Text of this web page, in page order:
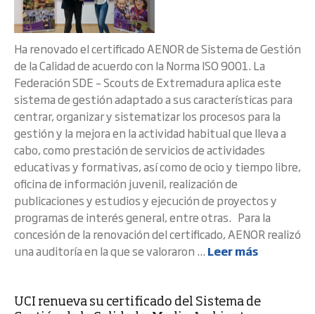
Ha renovado el certificado AENOR de Sistema de Gestión
de la Calidad de acuerdo con la Norma ISO 9001. La
Federación SDE – Scouts de Extremadura aplica este
sistema de gestión adaptado a sus características para
centrar, organizar y sistematizar los procesos para la
gestión y la mejora en la actividad habitual que lleva a
cabo, como prestación de servicios de actividades
educativas y formativas, así como de ocio y tiempo libre,
oficina de información juvenil, realización de
publicaciones y estudios y ejecución de proyectos y
programas de interés general, entre otras. Para la
concesión de la renovación del certificado, AENOR realizó
una auditoría en la que se valoraron ... Leer más
UCI renueva su certificado del Sistema de